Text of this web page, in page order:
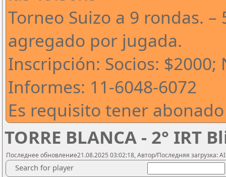
Torneo Suizo a 9 rondas. –
agregado por jugada.
Inscripción: Socios: $2000;
Informes: 11-6048-6072
Es requisito tener abonado
TORRE BLANCA - 2° IRT
Последнее обновление21.08.2025 03:02:18, Автор/Последняя загрузка:
Search for player